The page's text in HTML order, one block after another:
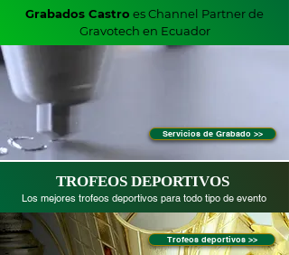
Grabados Castro es Channel Partner de
Gravotech en Ecuador
Servicios de Grabado >>
TROFEOS DEPORTIVOS
Los mejores trofeos deportivos para todo tipo de evento
Trofeos deportivos >>